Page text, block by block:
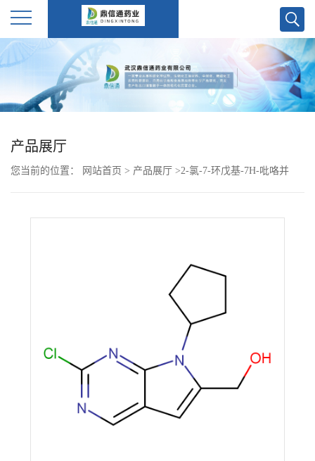
公
产品展厅
您当前的位置： 网站首页 > 产品展厅 >2-氯-7-环戊基-7H-吡咯并